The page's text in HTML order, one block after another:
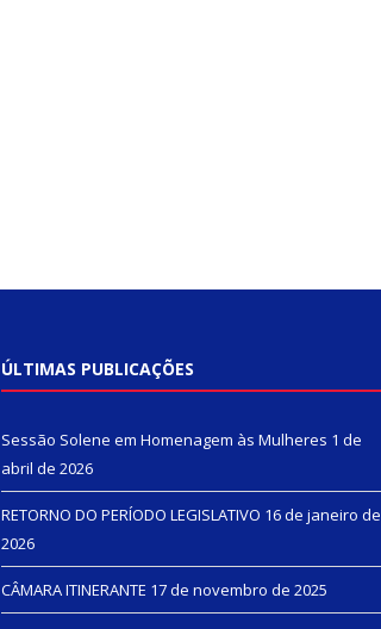
ÚLTIMAS PUBLICAÇÕES
Sessão Solene em Homenagem às Mulheres 1 de
abril de 2026
RETORNO DO PERÍODO LEGISLATIVO 16 de janeiro de
2026
CÂMARA ITINERANTE 17 de novembro de 2025